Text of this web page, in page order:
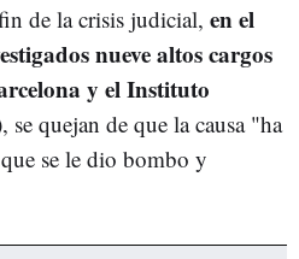
de la crisis judicial, en el
nueve altos cargos
y el Instituto
, se quejan de que la causa "ha
se le dio bombo y